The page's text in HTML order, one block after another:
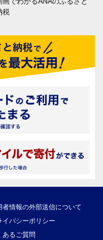
税
者情報の外部送信について
イバシーポリシー
あるご質問